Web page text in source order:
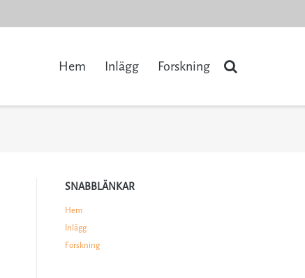
Hem Inlägg Forskning
SNABBLÄNKAR
Hem
Inlägg
Forskning